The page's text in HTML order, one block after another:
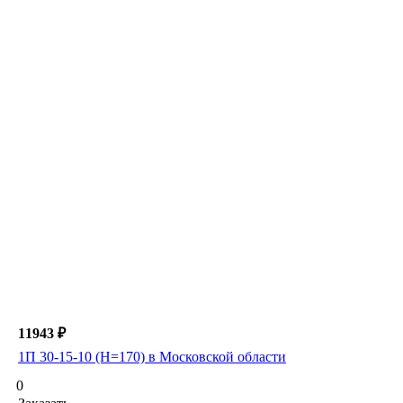
11943 ₽
1П 30-15-10 (Н=170) в Московской области
0